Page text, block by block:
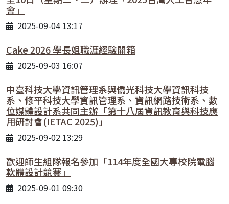
會」
2025-09-04 13:17
Cake 2026 學長姐職涯經驗開箱
2025-09-03 16:07
中臺科技大學資訊管理系與僑光科技大學資訊科技
系、修平科技大學資訊管理系、資訊網路技術系、數
位媒體設計系共同主辦「第十八屆資訊教育與科技應
用研討會(IETAC 2025)」
2025-09-02 13:29
歡迎師生組隊報名參加「114年度全國大專校院電腦
軟體設計競賽」
2025-09-01 09:30